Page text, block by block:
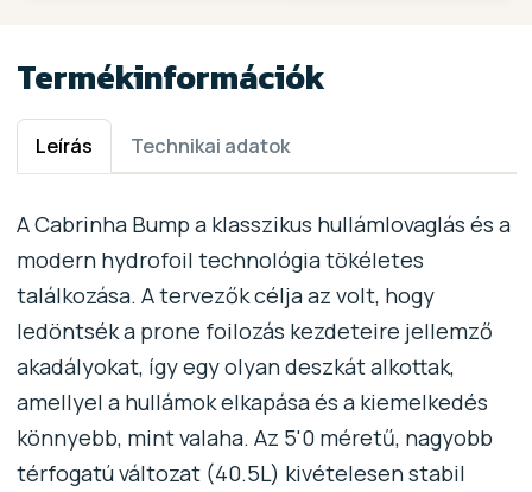
Termékinformációk
Leírás Technikai adatok
A Cabrinha Bump a klasszikus hullámlovaglás és a
modern hydrofoil technológia tökéletes
találkozása. A tervezők célja az volt, hogy
ledöntsék a prone foilozás kezdeteire jellemző
akadályokat, így egy olyan deszkát alkottak,
amellyel a hullámok elkapása és a kiemelkedés
könnyebb, mint valaha. Az 5'0 méretű, nagyobb
térfogatú változat (40.5L) kivételesen stabil